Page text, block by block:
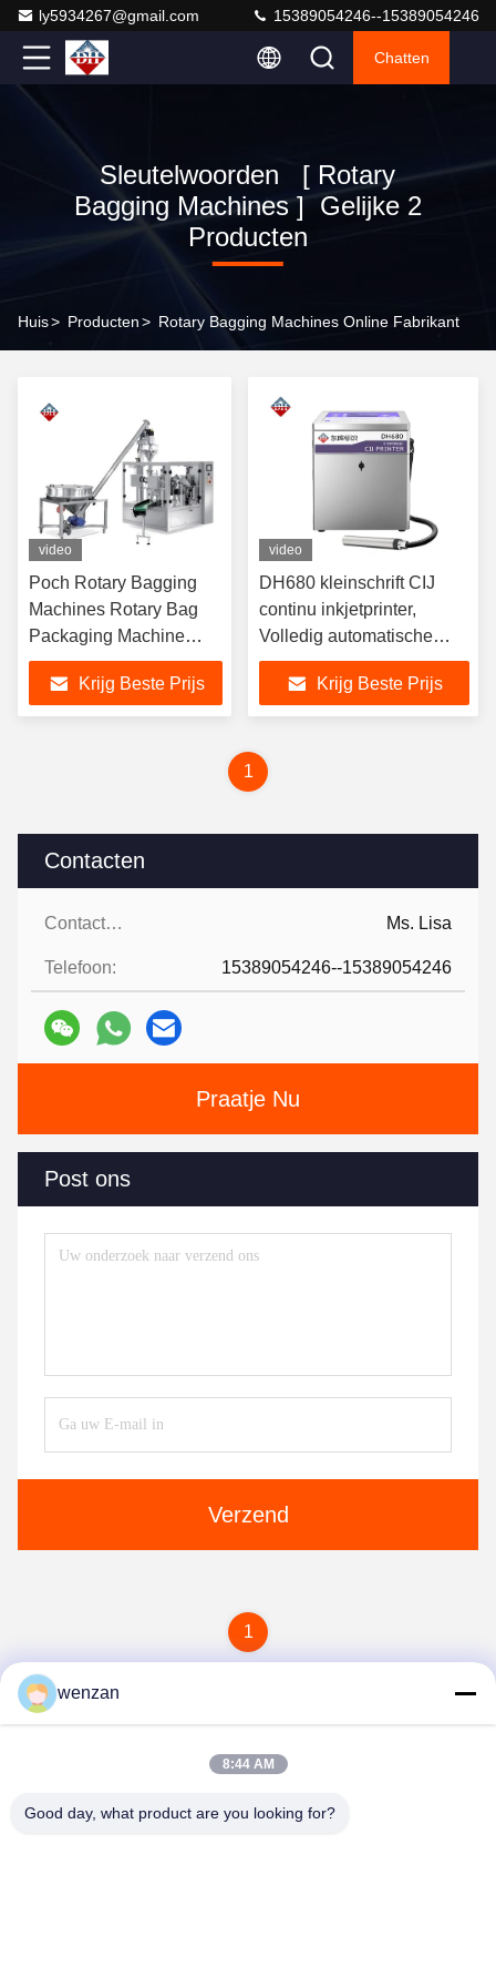
ly5934267@gmail.com 15389054246--15389054246
Chatten
Sleutelwoorden [ Rotary
Bagging Machines ] Gelijke 2
Producten
Huis> Producten> Rotary Bagging Machines Online Fabrikant
Contacten
Contacten: Ms. Lisa
Telefoon: 15389054246--15389054246
Praatje Nu
Post ons
Verzend
video
Poch Rotary Bagging
Machines Rotary Bag
Packaging Machine
System (Rotary Bag
Packaging Machine
System) - een systeem
Krijg Beste Prijs
video
DH680 kleinschrift CIJ
continu inkjetprinter,
Volledig automatische
datumdrukmachine
Krijg Beste Prijs
1
1
wenzan
8:44 AM
Good day, what product are you looking for?